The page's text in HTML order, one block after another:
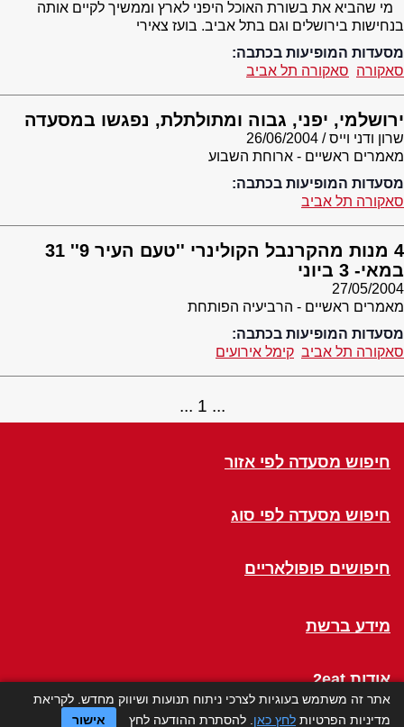
מי שהביא את בשורת האוכל היפני לארץ וממשיך לקיים אותה
בנחישות בירושלים וגם בתל אביב. בועז צאירי
מסעדות המופיעות בכתבה:
סאקורה סאקורה תל אביב
ירושלמי, יפני, גבוה ומתולתלת, נפגשו במסעדה
שרון ודני וייס
26/06/2004
מאמרים ראשיים - ארוחת השבוע
מסעדות המופיעות בכתבה:
סאקורה תל אביב
4 מנות מהקרנבל הקולינרי ''טעם העיר 9'' 31
במאי- 3 ביוני
27/05/2004
מאמרים ראשיים - הרביעיה הפותחת
מסעדות המופיעות בכתבה:
סאקורה תל אביב קימל אירועים
1
חיפוש מסעדה לפי אזור
חיפוש מסעדה לפי סוג
חיפושים פופולאריים
מידע ברשת
אודות 2eat
אתר זה משתמש בעוגיות לצרכי ניתוח תנועות ושיווק מחדש. לקריאת
מדיניות הפרטיות לחץ כאן . להסתרת ההודעה לחץ אישור